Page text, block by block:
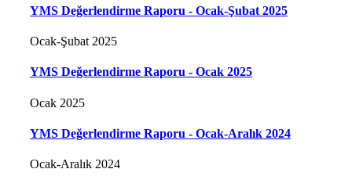
YMS Değerlendirme Raporu - Ocak-Şubat 2025
Ocak-Şubat 2025
YMS Değerlendirme Raporu - Ocak 2025
Ocak 2025
YMS Değerlendirme Raporu - Ocak-Aralık 2024
Ocak-Aralık 2024